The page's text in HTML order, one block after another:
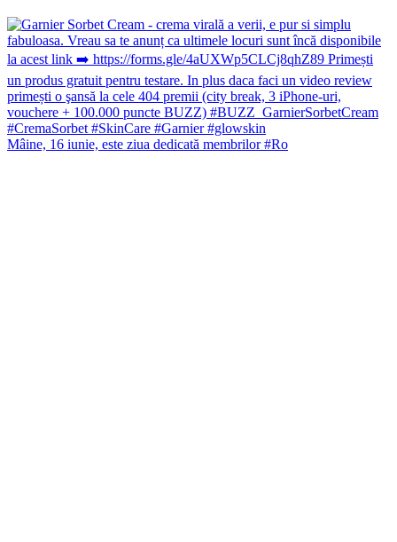
Mâine, 16 iunie, este ziua dedicată membrilor #Ro